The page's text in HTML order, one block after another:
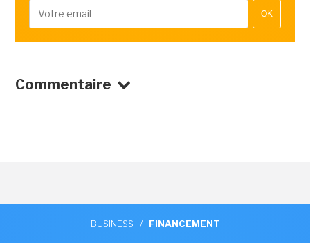
OK
Commentaire
BUSINESS / FINANCEMENT